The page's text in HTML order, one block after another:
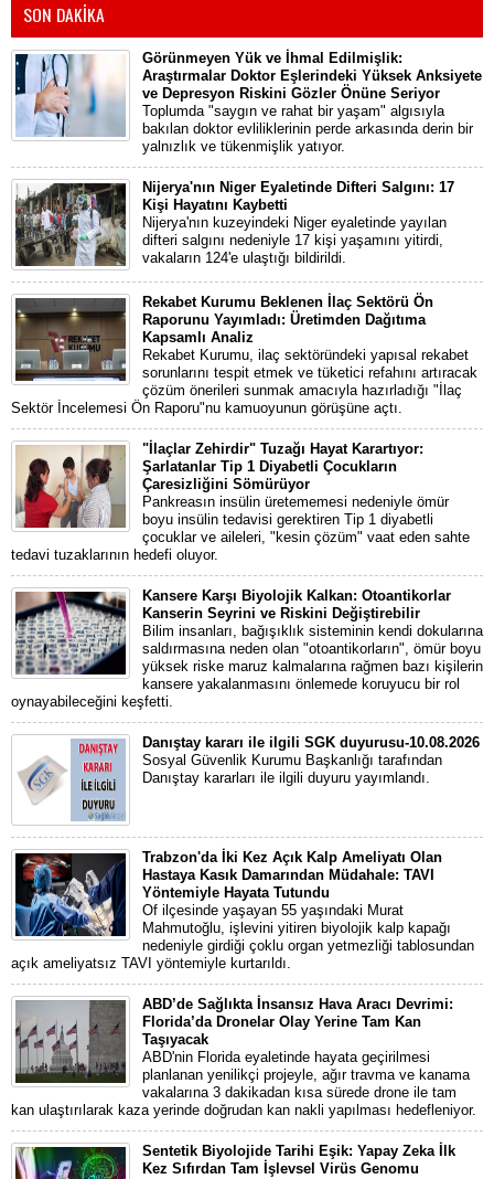
SON DAKİKA
Görünmeyen Yük ve İhmal Edilmişlik:
Araştırmalar Doktor Eşlerindeki Yüksek Anksiyete
ve Depresyon Riskini Gözler Önüne Seriyor
Toplumda "saygın ve rahat bir yaşam" algısıyla
bakılan doktor evliliklerinin perde arkasında derin bir
yalnızlık ve tükenmişlik yatıyor.
Nijerya'nın Niger Eyaletinde Difteri Salgını: 17
Kişi Hayatını Kaybetti
Nijerya'nın kuzeyindeki Niger eyaletinde yayılan
difteri salgını nedeniyle 17 kişi yaşamını yitirdi,
vakaların 124'e ulaştığı bildirildi.
Rekabet Kurumu Beklenen İlaç Sektörü Ön
Raporunu Yayımladı: Üretimden Dağıtıma
Kapsamlı Analiz
Rekabet Kurumu, ilaç sektöründeki yapısal rekabet
sorunlarını tespit etmek ve tüketici refahını artıracak
çözüm önerileri sunmak amacıyla hazırladığı "İlaç
Sektör İncelemesi Ön Raporu"nu kamuoyunun görüşüne açtı.
"İlaçlar Zehirdir" Tuzağı Hayat Karartıyor:
Şarlatanlar Tip 1 Diyabetli Çocukların
Çaresizliğini Sömürüyor
Pankreasın insülin üretememesi nedeniyle ömür
boyu insülin tedavisi gerektiren Tip 1 diyabetli
çocuklar ve aileleri, "kesin çözüm" vaat eden sahte
tedavi tuzaklarının hedefi oluyor.
Kansere Karşı Biyolojik Kalkan: Otoantikorlar
Kanserin Seyrini ve Riskini Değiştirebilir
Bilim insanları, bağışıklık sisteminin kendi dokularına
saldırmasına neden olan "otoantikorların", ömür boyu
yüksek riske maruz kalmalarına rağmen bazı kişilerin
kansere yakalanmasını önlemede koruyucu bir rol
oynayabileceğini keşfetti.
Danıştay kararı ile ilgili SGK duyurusu-10.08.2026
Sosyal Güvenlik Kurumu Başkanlığı tarafından
Danıştay kararları ile ilgili duyuru yayımlandı.
Trabzon'da İki Kez Açık Kalp Ameliyatı Olan
Hastaya Kasık Damarından Müdahale: TAVI
Yöntemiyle Hayata Tutundu
Of ilçesinde yaşayan 55 yaşındaki Murat
Mahmutoğlu, işlevini yitiren biyolojik kalp kapağı
nedeniyle girdiği çoklu organ yetmezliği tablosundan
açık ameliyatsız TAVI yöntemiyle kurtarıldı.
ABD’de Sağlıkta İnsansız Hava Aracı Devrimi:
Florida’da Dronelar Olay Yerine Tam Kan
Taşıyacak
ABD'nin Florida eyaletinde hayata geçirilmesi
planlanan yenilikçi projeyle, ağır travma ve kanama
vakalarına 3 dakikadan kısa sürede drone ile tam
kan ulaştırılarak kaza yerinde doğrudan kan nakli yapılması hedefleniyor.
Sentetik Biyolojide Tarihi Eşik: Yapay Zeka İlk
Kez Sıfırdan Tam İşlevsel Virüs Genomu